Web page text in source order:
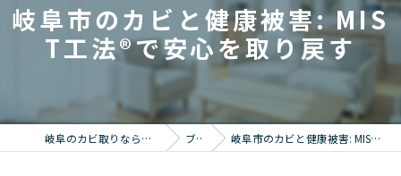
岐阜市のカビと健康被害: MIS
T工法®で安心を取り戻す
岐阜のカビ取りならカビバスターズ岐阜 ブログ 岐阜市のカビと健康被害: MIST工法®で安心を取り戻す